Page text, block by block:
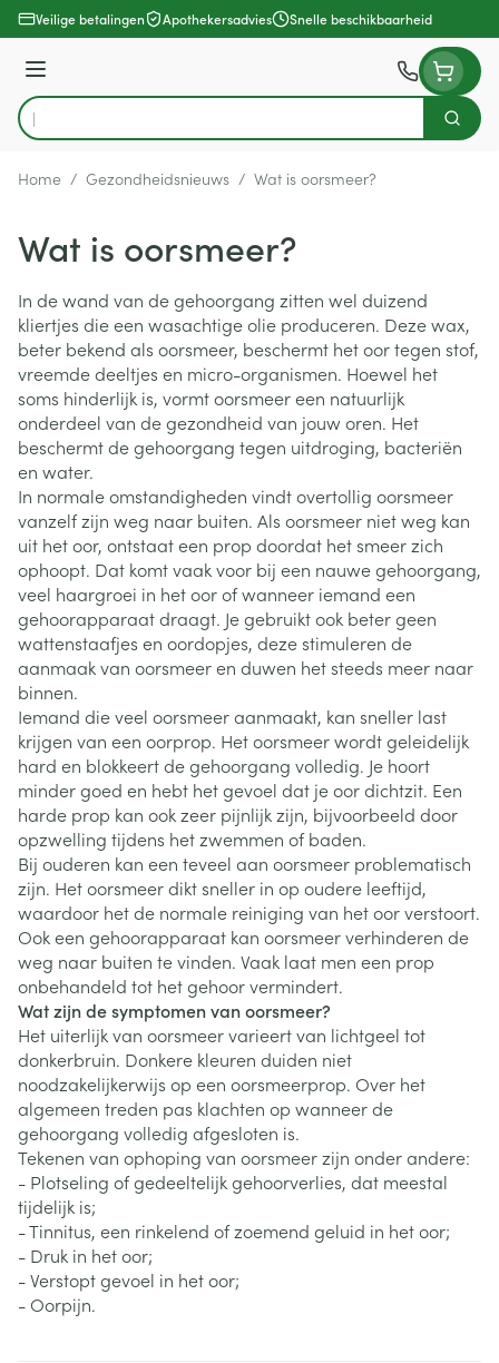
Ga naar de inhoud
Veilige betalingen Apothekersadvies Snelle beschikbaarheid
Menu
Product, merk, categorie...
Zoek
Home / Gezondheidsnieuws / Wat is oorsmeer?
Wat is oorsmeer?
In de wand van de gehoorgang zitten wel duizend
kliertjes die een wasachtige olie produceren. Deze wax,
beter bekend als oorsmeer, beschermt het oor tegen stof,
vreemde deeltjes en micro-organismen. Hoewel het
soms hinderlijk is, vormt oorsmeer een natuurlijk
onderdeel van de gezondheid van jouw oren. Het
beschermt de gehoorgang tegen uitdroging, bacteriën
en water.
In normale omstandigheden vindt overtollig oorsmeer
vanzelf zijn weg naar buiten. Als oorsmeer niet weg kan
uit het oor, ontstaat een prop doordat het smeer zich
ophoopt. Dat komt vaak voor bij een nauwe gehoorgang,
veel haargroei in het oor of wanneer iemand een
gehoorapparaat draagt. Je gebruikt ook beter geen
wattenstaafjes en oordopjes, deze stimuleren de
aanmaak van oorsmeer en duwen het steeds meer naar
binnen.
Iemand die veel oorsmeer aanmaakt, kan sneller last
krijgen van een oorprop. Het oorsmeer wordt geleidelijk
hard en blokkeert de gehoorgang volledig. Je hoort
minder goed en hebt het gevoel dat je oor dichtzit. Een
harde prop kan ook zeer pijnlijk zijn, bijvoorbeeld door
opzwelling tijdens het zwemmen of baden.
Bij ouderen kan een teveel aan oorsmeer problematisch
zijn. Het oorsmeer dikt sneller in op oudere leeftijd,
waardoor het de normale reiniging van het oor verstoort.
Ook een gehoorapparaat kan oorsmeer verhinderen de
weg naar buiten te vinden. Vaak laat men een prop
onbehandeld tot het gehoor vermindert.
Wat zijn de symptomen van oorsmeer?
Het uiterlijk van oorsmeer varieert van lichtgeel tot
donkerbruin. Donkere kleuren duiden niet
noodzakelijkerwijs op een oorsmeerprop. Over het
algemeen treden pas klachten op wanneer de
gehoorgang volledig afgesloten is.
Tekenen van ophoping van oorsmeer zijn onder andere:
- Plotseling of gedeeltelijk gehoorverlies, dat meestal
tijdelijk is;
- Tinnitus, een rinkelend of zoemend geluid in het oor;
- Druk in het oor;
- Verstopt gevoel in het oor;
- Oorpijn.